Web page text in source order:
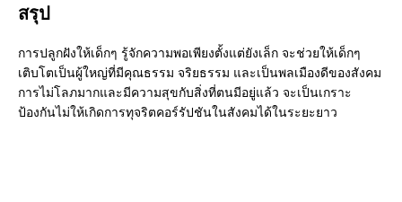
สรุป
การปลูกฝังให้เด็กๆ รู้จักความพอเพียงตั้งแต่ยังเล็ก จะช่วยให้เด็กๆ
เติบโตเป็นผู้ใหญ่ที่มีคุณธรรม จริยธรรม และเป็นพลเมืองดีของสังคม
การไม่โลภมากและมีความสุขกับสิ่งที่ตนมีอยู่แล้ว จะเป็นเกราะ
ป้องกันไม่ให้เกิดการทุจริตคอร์รัปชันในสังคมได้ในระยะยาว